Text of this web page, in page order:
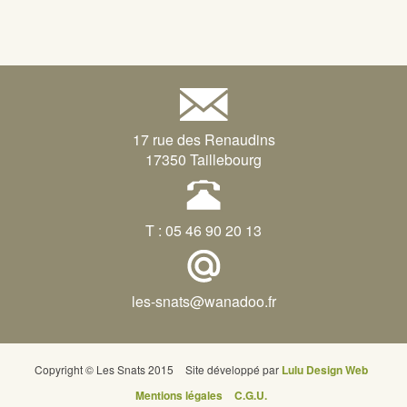
17 rue des Renaudins
17350 Taillebourg
T : 05 46 90 20 13
les-snats@wanadoo.fr
Copyright © Les Snats 2015 Site développé par Lulu Design Web
Mentions légales
C.G.U.